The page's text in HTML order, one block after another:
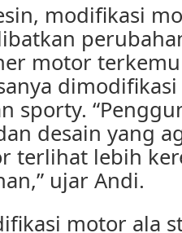
modifikasi
motor
sporty.
desain yang
terlihat lebih
ujar Andi.
motor ala